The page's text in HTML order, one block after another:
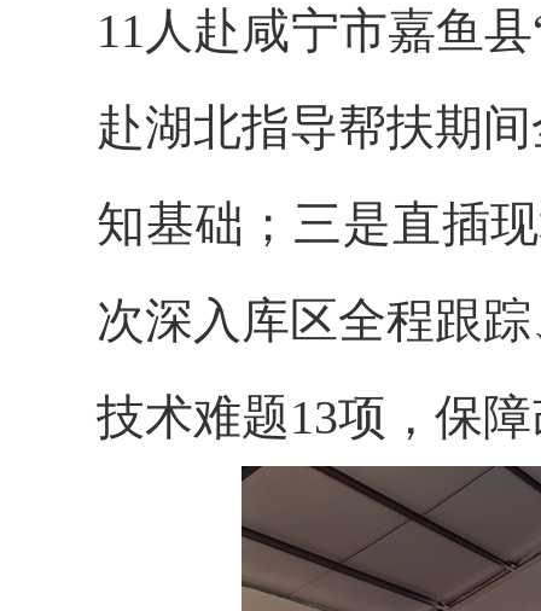
11人赴咸宁市嘉鱼
赴湖北指导帮扶期
知基础；三是直插
次深入库区全程跟
技术难题13项，保